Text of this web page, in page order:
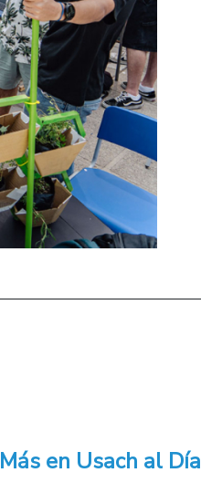
Más en Usach al Día